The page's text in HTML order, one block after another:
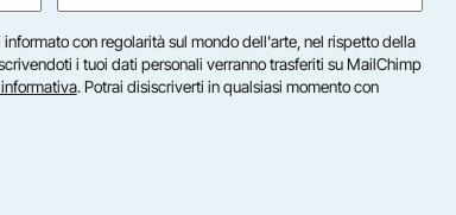
con regolarità sul mondo dell'arte, nel rispetto della
i tuoi dati personali verranno trasferiti su MailChimp
. Potrai disiscriverti in qualsiasi momento con